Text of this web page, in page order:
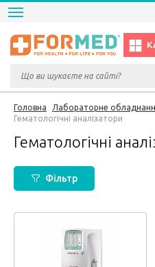
Головна Лабораторне
Гематологічні аналізатори
Гематологічні
Фільтр